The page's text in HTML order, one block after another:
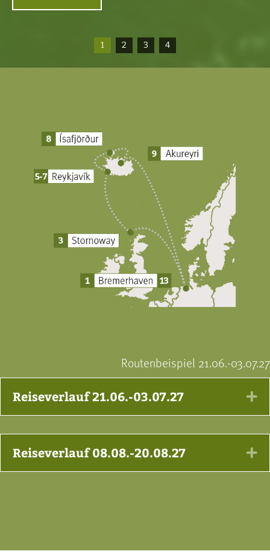
1 2 3 4
Routenbeispiel 21.06.-03.07.27
Reiseverlauf 21.06.-03.07.27
Reiseverlauf 08.08.-20.08.27